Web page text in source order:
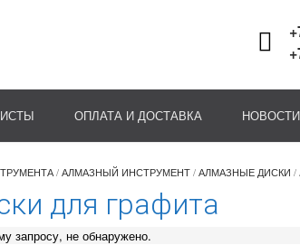
ОПЛАТА И ДОСТАВКА НОВОСТИ
/АЛМАЗНЫЙ ИНСТРУМЕНТ/АЛМАЗНЫЕ ДИСКИ /
для графита
запросу, не обнаружено.